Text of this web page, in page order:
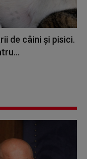
de câini și pisici.